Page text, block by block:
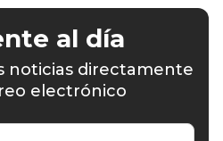
al día
noticias directamente
electrónico